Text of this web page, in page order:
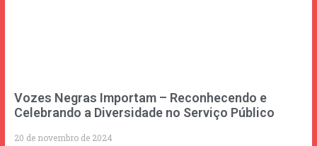
Vozes Negras Importam – Reconhecendo e
Celebrando a Diversidade no Serviço Público
20 de novembro de 2024